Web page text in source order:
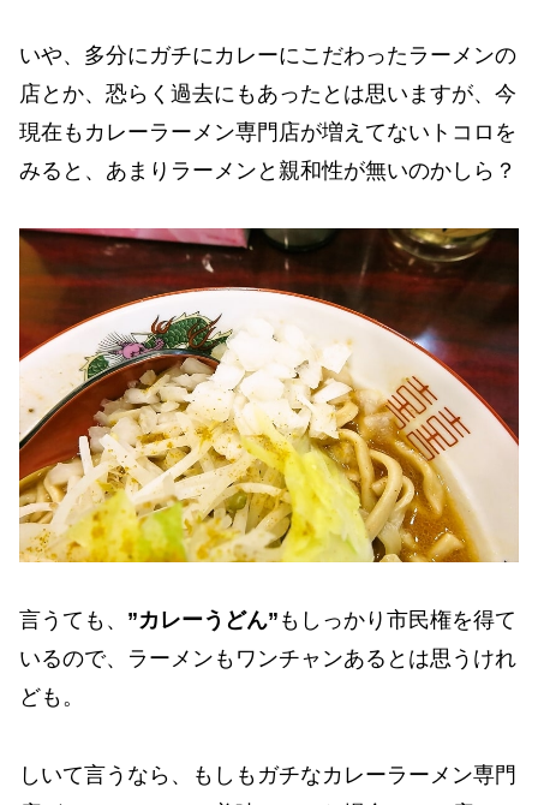
いや、多分にガチにカレーにこだわったラーメンの
店とか、恐らく過去にもあったとは思いますが、今
現在もカレーラーメン専門店が増えてないトコロを
みると、あまりラーメンと親和性が無いのかしら？
言うても、 ”カレーうどん” もしっかり市民権を得て
いるので、ラーメンもワンチャンあるとは思うけれ
ども。
しいて言うなら、もしもガチなカレーラーメン専門